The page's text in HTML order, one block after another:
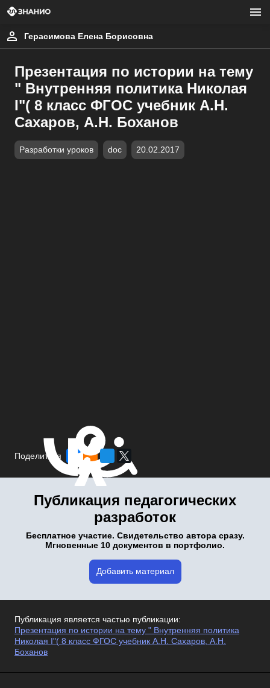
Герасимова Елена Борисовна
Презентация по истории на тему
" Внутренняя политика Николая
I"( 8 класс ФГОС учебник А.Н.
Сахаров, А.Н. Боханов
Разработки уроков doc 20.02.2017
Поделиться
Публикация педагогических
разработок
Бесплатное участие. Свидетельство автора сразу.
Мгновенные 10 документов в портфолио.
Добавить материал
Публикация является частью публикации:
Презентация по истории на тему " Внутренняя политика
Николая I"( 8 класс ФГОС учебник А.Н. Сахаров, А.Н.
Боханов